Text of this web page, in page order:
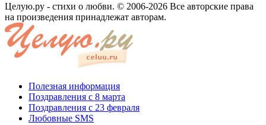
Целую.ру - стихи о любви. © 2006-2026 Все авторские права
на произведения принадлежат авторам.
Полезная информация
Поздравления с 8 марта
Поздравления с 23 февраля
Любовные SMS